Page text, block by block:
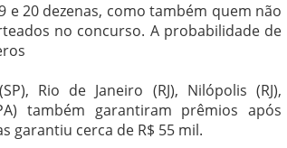
e 20 dezenas, como também quem não
no concurso. A probabilidade de
Rio de Janeiro (RJ), Nilópolis (RJ),
também garantiram prêmios após
garantiu cerca de R$ 55 mil.